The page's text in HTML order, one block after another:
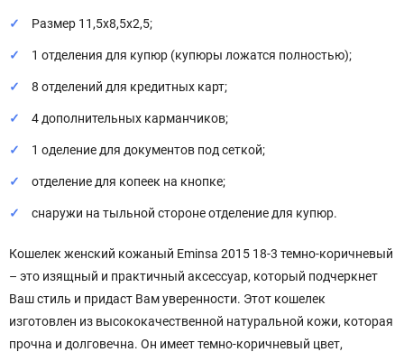
Размер 11,5х8,5х2,5;
1 отделения для купюр (купюры ложатся полностью);
8 отделений для кредитных карт;
4 дополнительных карманчиков;
1 оделение для документов под сеткой;
отделение для копеек на кнопке;
снаружи на тыльной стороне отделение для купюр.
Кошелек женский кожаный Eminsa 2015 18-3 темно-коричневый
– это изящный и практичный аксессуар, который подчеркнет
Ваш стиль и придаст Вам уверенности. Этот кошелек
изготовлен из высококачественной натуральной кожи, которая
прочна и долговечна. Он имеет темно-коричневый цвет,